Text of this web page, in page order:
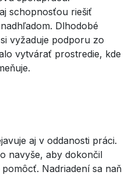
schopnosťou riešiť
Dlhodobé
vyžaduje podporu zo
vytvárať prostredie, kde
aj v oddanosti práci.
navyše, aby dokončil
Nadriadení sa naň